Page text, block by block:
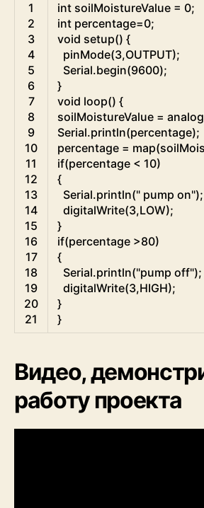
1
2
3
4
5
6
7
8
9
10
11
12
13
14
15
16
17
18
19
20
21
int soilMoistureValue = 0;
int percentage=0;
void setup() {
pinMode(3,OUTPUT);
Serial.begin(9600);
}
void loop() {
soilMoistureValue =
Serial.println(percentage);
percentage = map(
if(percentage < 10)
{
Serial.println(" pump on");
digitalWrite(3,LOW);
}
if(percentage >80)
{
Serial.println("pump off");
digitalWrite(3,HIGH);
}
}
Видео,
работу проекта